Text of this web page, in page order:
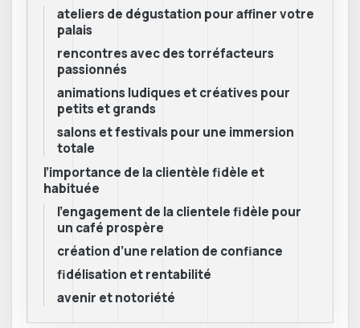
ateliers de dégustation pour affiner votre
palais
rencontres avec des torréfacteurs
passionnés
animations ludiques et créatives pour
petits et grands
salons et festivals pour une immersion
totale
l’importance de la clientèle fidèle et
habituée
l’engagement de la clientele fidèle pour
un café prospère
création d’une relation de confiance
fidélisation et rentabilité
avenir et notoriété